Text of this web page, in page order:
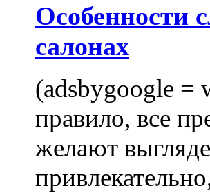
Особенности
салонах
(adsbygoogle =
правило, все
желают